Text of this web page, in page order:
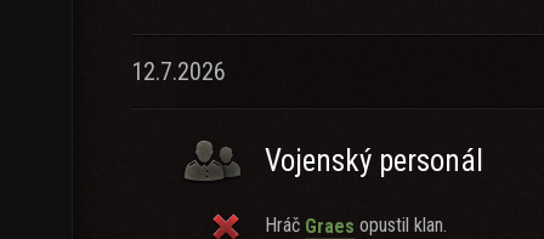
12.7.2026
Vojenský personál
Hráč Graes opustil klan.